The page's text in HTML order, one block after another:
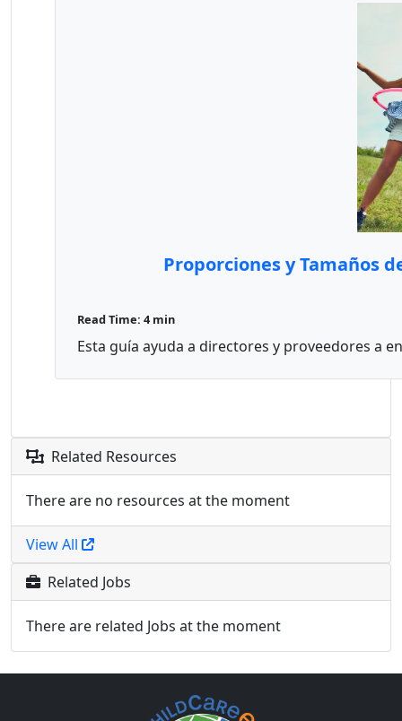
Proporciones y Tamaños
Read Time: 4 min
Esta guía ayuda a directores y proveedores a
Related Resources
There are no resources at the moment
View All
Related Jobs
There are related Jobs at the moment